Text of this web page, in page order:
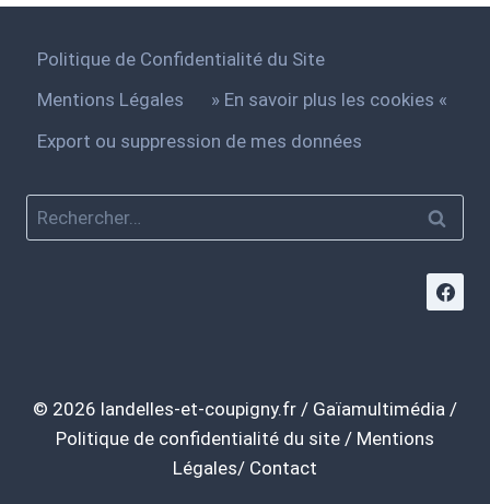
Politique de Confidentialité du Site
Mentions Légales
» En savoir plus les cookies «
Export ou suppression de mes données
© 2026 landelles-et-coupigny.fr / Gaïamultimédia /
Politique de confidentialité du site / Mentions
Légales/ Contact